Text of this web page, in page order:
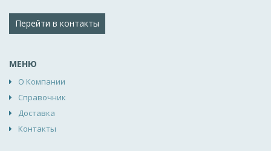
Перейти в контакты
МЕНЮ
О Компании
Справочник
Доставка
Контакты